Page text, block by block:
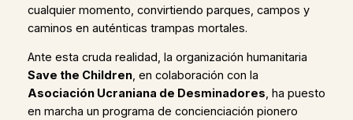
cualquier momento, convirtiendo parques, campos y
caminos en auténticas trampas mortales.
Ante esta cruda realidad, la organización humanitaria
Save the Children, en colaboración con la
Asociación Ucraniana de Desminadores, ha puesto
en marcha un programa de concienciación pionero